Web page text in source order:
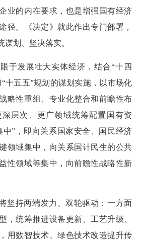
业的内在要求，也是增强国有经济
径。《决定》就此作出专门部署，
划、坚决落实。
于发展壮大实体经济，结合“十四
十五五”规划的谋划实施，以市场化
略性重组、专业化整合和前瞻性布
层次、更广领域统筹配置国有资
中”，即向关系国家安全、国民经济
领域集中，向关系国计民生的公共
性领域等集中，向前瞻性战略性新
坚持两端发力、双轮驱动：一方面
，统筹推进设备更新、工艺升级、
用数智技术、绿色技术改造提升传